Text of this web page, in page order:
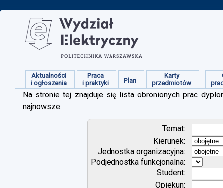
Aktualności
i ogłoszenia
Praca
i praktyki
Plan
Karty
przedmiotów
Na stronie tej znajduje się lista obronionych prac
najnowsze.
Temat:
Kierunek:
Jednostka organizacyjna:
Podjednostka funkcjonalna:
Student:
Opiekun: